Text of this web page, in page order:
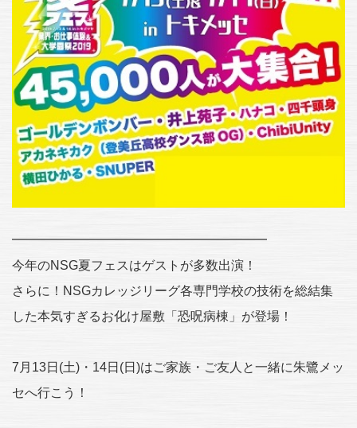
━━━━━━━━━━━━━━━━━━━━
今年のNSG夏フェスはゲストが多数出演！
さらに！NSGカレッジリーグ各専門学校の技術を総結集
した本気すぎるお化け屋敷「恐呪病棟」が登場！
7月13日(土)・14日(日)はご家族・ご友人と一緒に朱鷺メッ
セへ行こう！